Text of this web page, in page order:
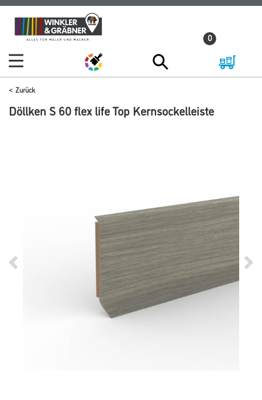
Zum
Inhalt
Zum
Navigationsmenü
0
Zurück
Döllken S 60 flex life Top Kernsockelleiste